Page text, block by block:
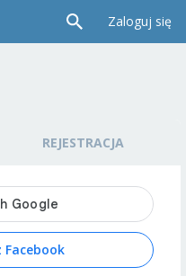
Zaloguj się
REJESTRACJA
Facebook